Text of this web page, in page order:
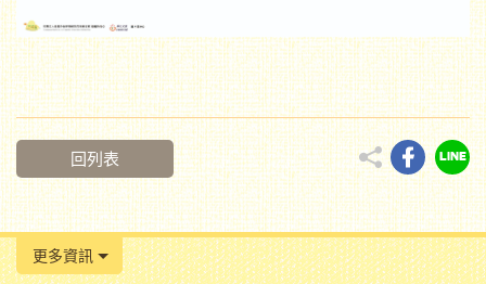
回列表
更多資訊